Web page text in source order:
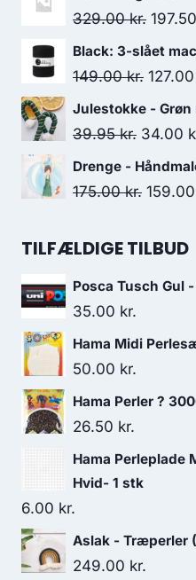
329.00kr. 197.50
Black: 3-slået
149.00kr. 127.00
Julestokke - Grøn
39.95kr. 34.00
Drenge -
175.00kr. 159.00
TILFÆLDIGE TILBUD
Posca Tusch Gul
35.00 kr.
Hama Midi
50.00 kr.
Hama Perler ?
26.50 kr.
Hama Perleplade
Hvid- 1 stk
6.00 kr.
Aslak - Træperler
249.00 kr.